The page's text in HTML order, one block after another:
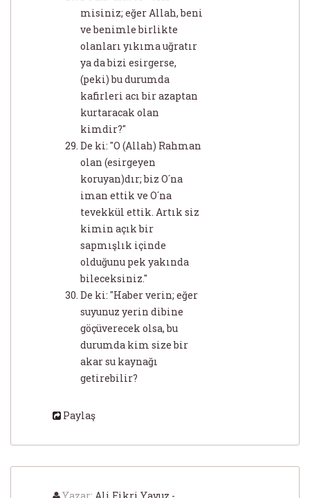
misiniz; eğer Allah, beni
ve benimle birlikte
olanları yıkıma uğratır
ya da bizi esirgerse,
(peki) bu durumda
kafirleri acı bir azaptan
kurtaracak olan
kimdir?"
De ki: "O (Allah) Rahman
olan (esirgeyen
koruyan)dır; biz O´na
iman ettik ve O´na
tevekkül ettik. Artık siz
kimin açık bir
sapmışlık içinde
olduğunu pek yakında
bileceksiniz."
De ki: "Haber verin; eğer
suyunuz yerin dibine
göçüverecek olsa, bu
durumda kim size bir
akar su kaynağı
getirebilir?
Paylaş